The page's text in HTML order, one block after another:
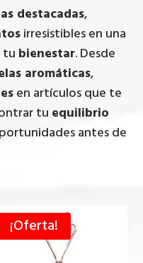
destacadas,
irresistibles en una
tu bienestar. Desde
aromáticas,
en artículos que te
tu equilibrio
antes de
¡Oferta!